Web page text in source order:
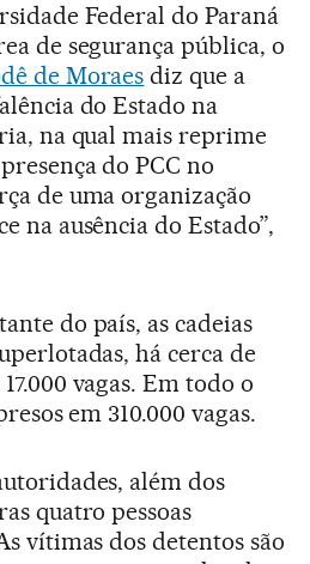
Federal do Paraná
de segurança pública, o
de Moraes diz que a
do Estado na
na qual mais reprime
do PCC no
de uma organização
na ausência do Estado”,
do país, as cadeias
há cerca de
vagas. Em todo o
em 310.000 vagas.
além dos
quatro pessoas
vítimas dos detentos são